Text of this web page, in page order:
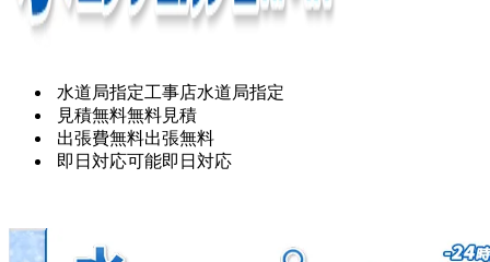
水道局指定工事店水道局指定
見積無料無料見積
出張費無料出張無料
即日対応可能即日対応